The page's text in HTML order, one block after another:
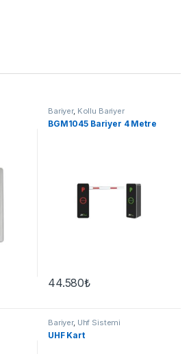
Bariyer, Kollu Bariyer
BGM1045 Bariyer 4 Metre
44.580₺
Bariyer, Uhf Sistemi
UHF Kart